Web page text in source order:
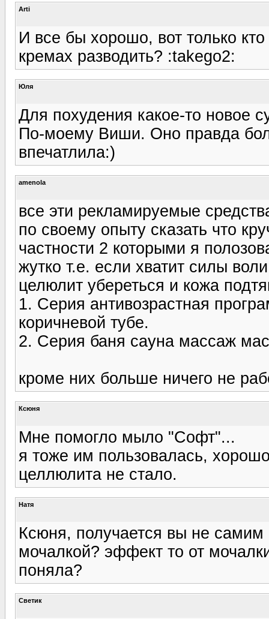
Arti
И все бы хорошо, вот только
кремах разводить? :takego2:
Юля
Для похудения какое-то новое
По-моему Виши. Оно правда
впечатлила:)
amenola
все эти рекламируемые
по своему опыту сказать что
частности 2 которыми я
жутко т.е. если хватит силы
целюлит убереться и кожа
1. Серия антивозрастная
коричневой тубе.
2. Серия баня сауна массаж
кроме них больше ничего не
Ксюня
Мне помогло мыло "Софт"...
я тоже им пользовалась,
целлюлита не стало.
Натя
Ксюня, получается вы не
мочалкой? эффект то от
поняла?
Светик